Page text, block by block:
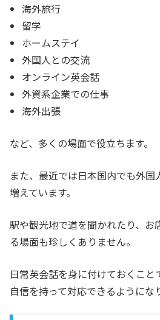
海外旅行
留学
ホームステイ
外国人との交流
オンライン英会話
外資系企業での仕事
海外出張
など、多くの場面で役立ちます。
また、最近では日本国内でも外
増えています。
駅や観光地で道を聞かれたり、お
る場面も珍しくありません。
日常英会話を身に付けておくこと
自信を持って対応できるようにな